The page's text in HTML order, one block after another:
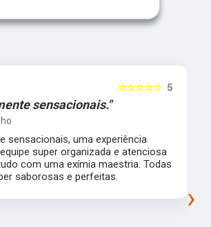
5
☆☆☆☆☆
sensacionais."
sensacionais, uma experiência
super organizada e atenciosa
com uma exímia maestria. Todas
saborosas e perfeitas.
›